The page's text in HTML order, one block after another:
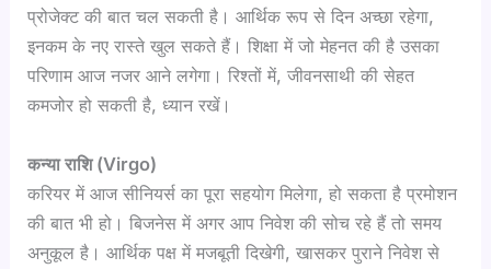
प्रोजेक्ट की बात चल सकती है। आर्थिक रूप से दिन अच्छा रहेगा,
इनकम के नए रास्ते खुल सकते हैं। शिक्षा में जो मेहनत की है उसका
परिणाम आज नजर आने लगेगा। रिश्तों में, जीवनसाथी की सेहत
कमजोर हो सकती है, ध्यान रखें।
कन्या राशि (Virgo)
करियर में आज सीनियर्स का पूरा सहयोग मिलेगा, हो सकता है प्रमोशन
की बात भी हो। बिजनेस में अगर आप निवेश की सोच रहे हैं तो समय
अनुकूल है। आर्थिक पक्ष में मजबूती दिखेगी, खासकर पुराने निवेश से